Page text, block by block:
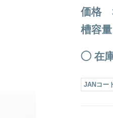
価格
槽容
◯ 在
JANコー